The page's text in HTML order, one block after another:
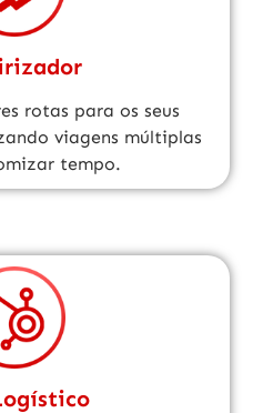
rotas para os seus
viagens múltiplas
tempo.